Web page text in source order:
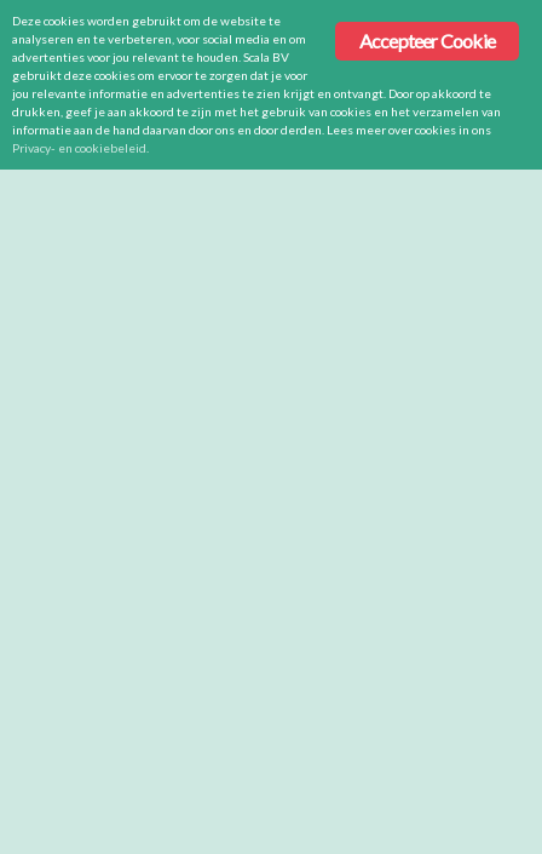
Accepteer Cookie
Deze cookies worden gebruikt om de website te
analyseren en te verbeteren, voor social media en om
advertenties voor jou relevant te houden. Scala BV
gebruikt deze cookies om ervoor te zorgen dat je voor
jou relevante informatie en advertenties te zien krijgt en ontvangt. Door op akkoord te
drukken, geef je aan akkoord te zijn met het gebruik van cookies en het verzamelen van
informatie aan de hand daarvan door ons en door derden. Lees meer over cookies in ons
Privacy- en cookiebeleid